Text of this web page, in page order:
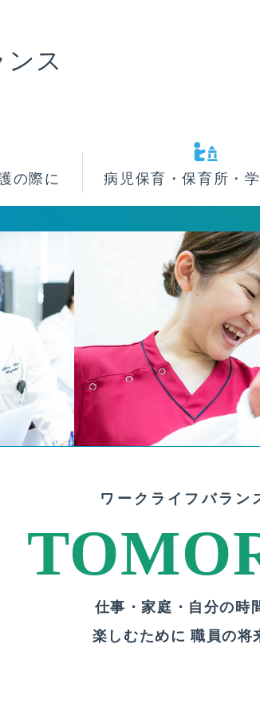
ス
の際に 病児保育・保育所・
ワークライフバラン
仕事・家庭・自分の時
楽しむために 職員の将